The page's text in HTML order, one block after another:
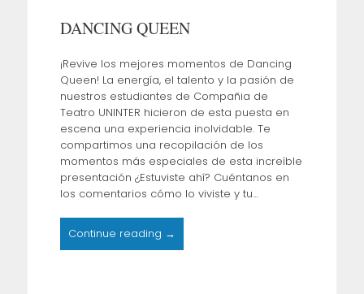
contentDANCING QUEEN
¡Revive los mejores momentos de Dancing
Queen! La energía, el talento y la pasión de
nuestros estudiantes de Compañia de
Teatro UNINTER hicieron de esta puesta en
escena una experiencia inolvidable. Te
compartimos una recopilación de los
momentos más especiales de esta increíble
presentación ¿Estuviste ahí? Cuéntanos en
los comentarios cómo lo viviste y tu…
Continue reading →